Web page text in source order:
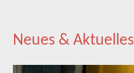
Neues & Aktuelles